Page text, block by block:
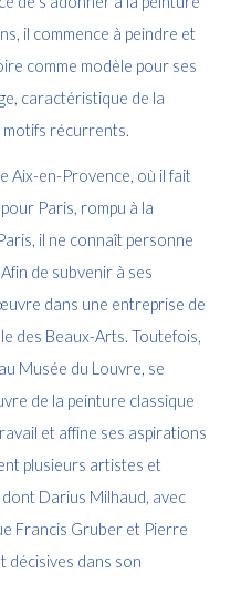
il commence à peindre et
comme modèle pour ses
caractéristique de la
motifs récurrents.
Aix-en-Provence, où il fait
Paris, rompu à la
il ne connaît personne
de subvenir à ses
dans une entreprise de
des Beaux-Arts. Toutefois,
Musée du Louvre, se
de la peinture classique
et affine ses aspirations
plusieurs artistes et
Darius Milhaud, avec
Francis Gruber et Pierre
décisives dans son